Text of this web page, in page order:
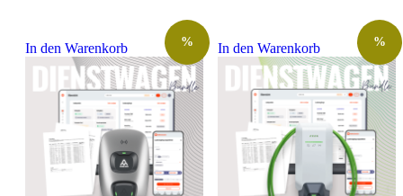
In den Warenkorb % In den Warenkorb %